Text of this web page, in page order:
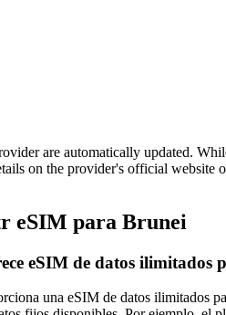
are automatically updated.
on the provider's official website
eSIM para Brunei
eSIM de datos ilimitados
una eSIM de datos ilimitados